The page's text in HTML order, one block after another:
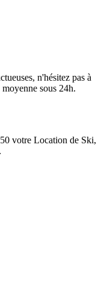
n'hésitez pas à
sous 24h.
votre Location de Ski,